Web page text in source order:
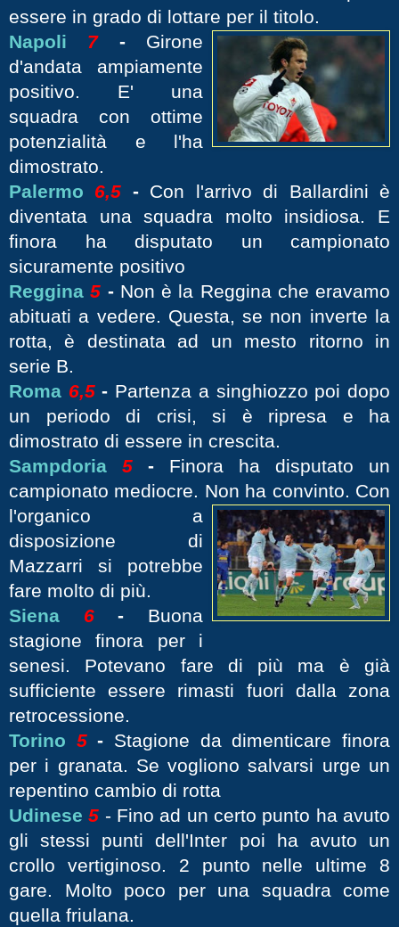
essere in grado di lottare per il titolo.
Napoli
7 -Girone
d'andata ampiamente
positivo. E' una
squadra con ottime
potenzialità e l'ha
dimostrato.
Palermo
6,5 -Con l'arrivo di Ballardini è
diventata una squadra molto insidiosa. E
finora ha disputato un campionato
sicuramente positivo
Reggina5 -Non è la Reggina che eravamo
abituati a vedere. Questa, se non inverte la
rotta, è destinata ad un mesto ritorno in
serie B.
Roma 6,5 - Partenza a singhiozzo poi dopo
un periodo di crisi, si è ripresa e ha
dimostrato di essere in crescita.
Sampdoria 5 - Finora ha disputato un
campionato mediocre. Non ha convinto. Con
l'organico a
disposizione di
Mazzarri si potrebbe
fare molto di più.
Siena 6 - Buona
stagione finora per i
senesi. Potevano fare di più ma è già
sufficiente essere rimasti fuori dalla zona
retrocessione.
Torino 5- Stagione da dimenticare finora
per i granata. Se vogliono salvarsi urge un
repentino cambio di rotta
Udinese 5 - Fino ad un certo punto ha avuto
gli stessi punti dell'Inter poi ha avuto un
crollo vertiginoso. 2 punto nelle ultime 8
gare. Molto poco per una squadra come
quella friulana.